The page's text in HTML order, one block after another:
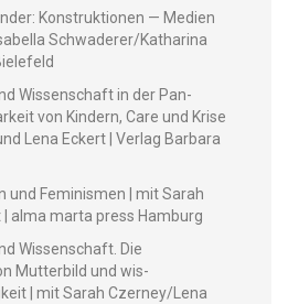
Kon­struk­tio­nen — Medi­en
Schwaderer/Katharina
Wis­senschaft in der Pan­
von Kindern, Care und Krise
Lena Eck­ert | Ver­lag Bar­bara
und Fem­i­nis­men | mit Sarah
alma mar­ta press Hamburg
Wis­senschaft. Die
Mut­ter­bild und wis­
| mit Sarah Czerney/Lena